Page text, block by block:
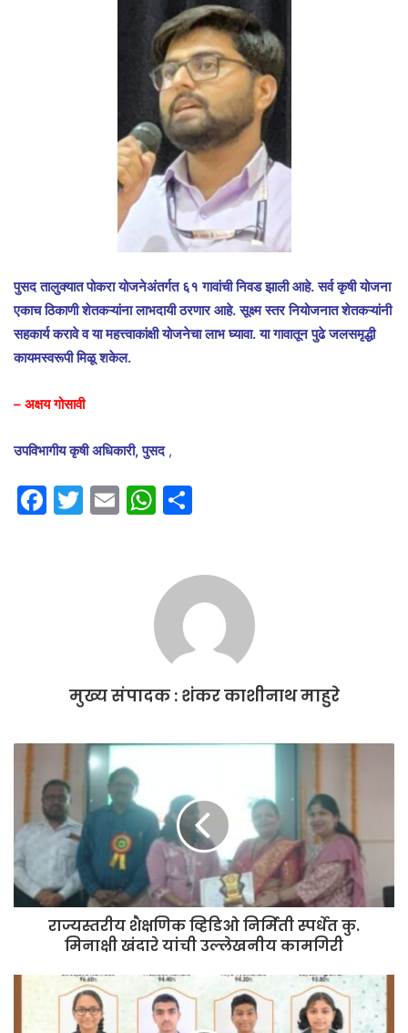
पुसद तालुक्यात पोकरा योजनेअंतर्गत ६१ गावांची निवड झाली आहे. सर्व कृषी योजना
एकाच ठिकाणी शेतकऱ्यांना लाभदायी ठरणार आहे. सूक्ष्म स्तर नियोजनात शेतकऱ्यांनी
सहकार्य करावे व या महत्त्वाकांक्षी योजनेचा लाभ घ्यावा. या गावातून पुढे जलसमृद्धी
कायमस्वरूपी मिळू शकेल.
– अक्षय गोसावी
उपविभागीय कृषी अधिकारी, पुसद ,
F
T
E
W
s
A
p
p
e
मुख्य संपादक : शंकर काशीनाथ माहुरे
राज्यस्तरीय शैक्षणिक व्हिडिओ निर्मिती स्पर्धेत कु.
मिनाक्षी खंदारे यांची उल्लेखनीय कामगिरी